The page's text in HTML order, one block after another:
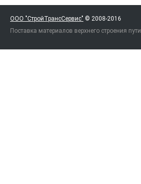
ООО "СтройТрансСервис" © 2008-2016
Поставка материалов верхнего строения пути